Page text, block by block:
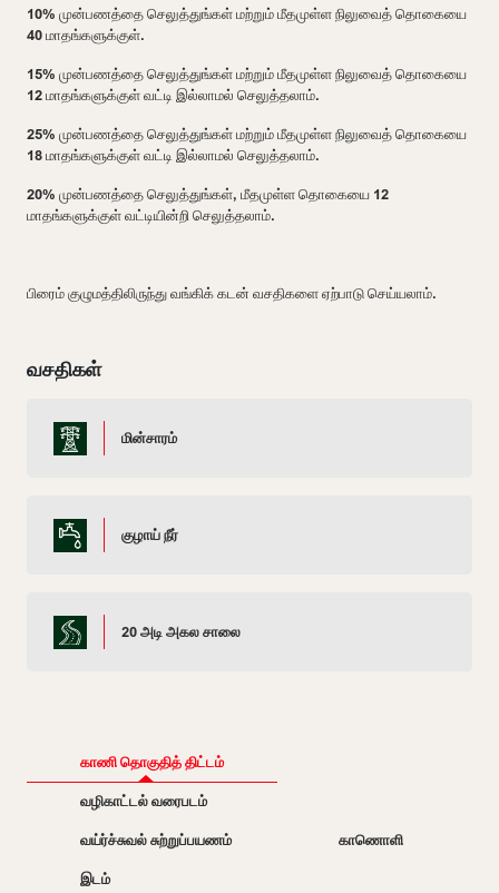
10% முன்பணத்தை செலுத்துங்கள் மற்றும் மீதமுள்ள நிலுவைத் தொகையை
40 மாதங்களுக்குள்.
15% முன்பணத்தை செலுத்துங்கள் மற்றும் மீதமுள்ள நிலுவைத் தொகையை
12 மாதங்களுக்குள் வட்டி இல்லாமல் செலுத்தலாம்.
25% முன்பணத்தை செலுத்துங்கள் மற்றும் மீதமுள்ள நிலுவைத் தொகையை
18 மாதங்களுக்குள் வட்டி இல்லாமல் செலுத்தலாம்.
20% முன்பணத்தை செலுத்துங்கள், மீதமுள்ள தொகையை 12
மாதங்களுக்குள் வட்டியின்றி செலுத்தலாம்.
பிரைம் குழுமத்திலிருந்து வங்கிக் கடன் வசதிகளை ஏற்பாடு செய்யலாம்.
வசதிகள்
மின்சாரம்
குழாய் நீர்
20 அடி அகல சாலை
காணி தொகுதித் திட்டம்
வழிகாட்டல் வரைபடம்
வய்ர்ச்சுவல் சுற்றுப்பயணம்
காணொளி
இடம்